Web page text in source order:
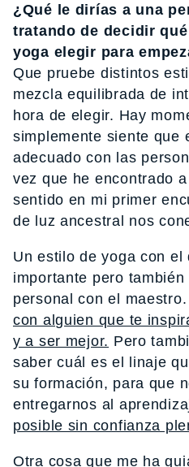
¿Qué le dirías a una
tratando de decidir
yoga elegir para
Que pruebe distintos
mezcla equilibrada de
hora de elegir. Hay
simplemente siente que
adecuado con las
vez que he encontrado
sentido en mi primer
de luz ancestral nos
Un estilo de yoga con el
importante pero
personal con el maestro.
con alguien que te
y a ser mejor. Pero
saber cuál es el linaje
su formación, para que
entregarnos al
posible sin confianza
Otra cosa que me ha